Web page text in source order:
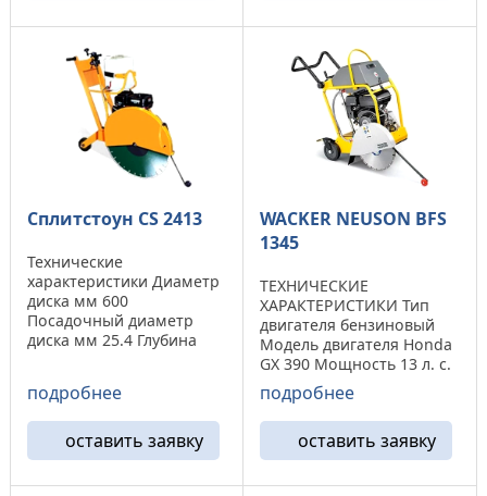
Объем водяного бака 40
880х520х1160 мм Масса :
Сплитстоун CS 2413
Технические
характеристики Диаметр
диска мм 600
Посадочный диаметр
диска мм 25.4 Глубина
мин 400 Двигатель
бензиновый HONDA GX
390 Мощность двигателя
л/с 13 Расход топлива л/
подробнее
оставить заявку
WACKER NEUSON BFS
1345
ТЕХНИЧЕСКИЕ
ХАРАКТЕРИСТИКИ Тип
двигателя бензиновый
Модель двигателя Honda
GX 390 Мощность 13 л. с.
Диаметр алмазного диска
450 мм Глубина реза 170
мм Посадочный даметр
25,4 мм Объем
топливного бака 6,1 л
Размер 1160×568×1078
подробнее
оставить заявку